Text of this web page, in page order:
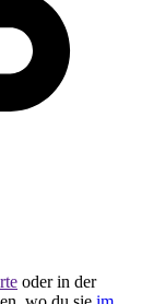
oder in der